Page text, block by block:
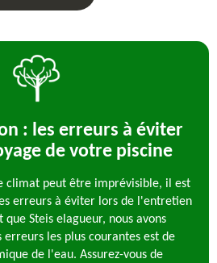
: les erreurs à éviter
de votre piscine
climat peut être imprévisible, il est
erreurs à éviter lors de l'entretien
Steis elagueur, nous avons
les plus courantes est de
de l'eau. Assurez-vous de